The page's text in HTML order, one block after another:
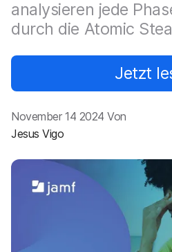
u
p
i
l
e
analysieren jede
durch die Atomic
Jetzt
November 14 2024 Von
Jesus Vigo